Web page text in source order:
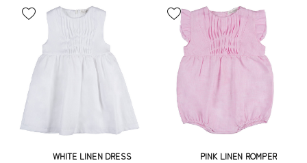
PINK LINEN ROMPER
WHITE LINEN DRESS